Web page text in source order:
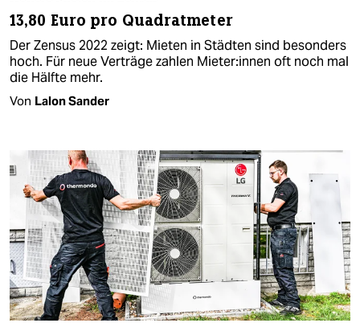
13,80 Euro pro Quadratmeter
Der Zensus 2022 zeigt: Mieten in Städten sind besonders
hoch. Für neue Verträge zahlen Mie­te­r:in­nen oft noch mal
die Hälfte mehr.
Von Lalon Sander